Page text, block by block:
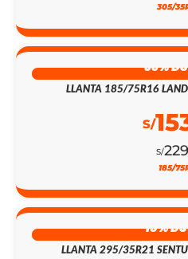
305/
33%
LLANTA 185/75R16
S/
S/
185/
18%
LLANTA 295/35R21